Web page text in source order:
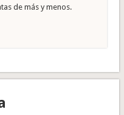
de más y menos.